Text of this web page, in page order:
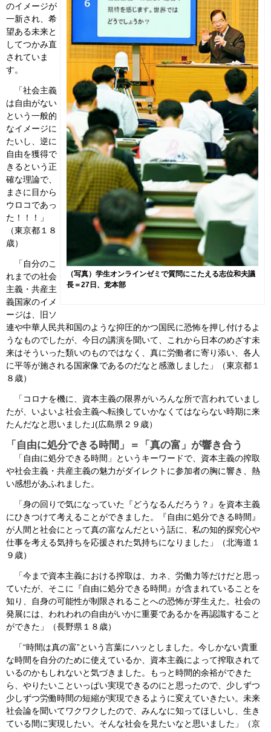
（写真）学生オンラインゼミで質問にこたえる志位和夫議
長＝27日、党本部
のイメージが
一新され、希
望ある未来と
してつかみ直
されていま
す。
「社会主義
は自由がない
という一般的
なイメージに
たいし、逆に
自由を獲得で
きるという正
確な理論で、
まさに目から
ウロコであっ
た！！！」
（東京都１８
歳）
「自分のこ
れまでの社会
主義・共産主
義国家のイメ
ージは、旧ソ
連や中華人民共和国のような抑圧的かつ国民に恐怖を押し付けるよ
うなものでしたが、今日の講演を聞いて、これから日本のめざす未
来はそういった類いのものではなく、真に労働者に寄り添い、各人
に平等が施される国家像であるのだなと感激しました」（東京都１
８歳）
「コロナを機に、資本主義の限界がいろんな所で言われていまし
たが、いよいよ社会主義へ転換していかなくてはならない時期に来
たんだなと思いました｣(広島県２９歳）
「自由に処分できる時間」＝「真の富」が響き合う
「自由に処分できる時間」というキーワードで、資本主義の搾取
や社会主義・共産主義の魅力がダイレクトに参加者の胸に響き、熱
い感想があふれました。
「身の回りで気になっていた『どうなるんだろう？』を資本主義
にひきつけて考えることができました。『自由に処分できる時間』
が人間と社会にとって真の富なんだという話に、私の知的探究心や
仕事を考える気持ちを応援された気持ちになりました」（北海道１
９歳）
「今まで資本主義における搾取は、カネ、労働力等だけだと思っ
ていたが、そこに『自由に処分できる時間』が含まれていることを
知り、自身の可能性が制限されることへの恐怖が芽生えた。社会の
発展には、われわれの自由がいかに重要であるかを再認識すること
ができた」（長野県１８歳）
「“時間は真の富”という言葉にハッとしました。今しかない貴重
な時間を自分のために使えているか、資本主義によって搾取されて
いるのかもしれないと気づきました。もっと時間的余裕ができた
ら、やりたいこといっぱい実現できるのにと思ったので、少しずつ
少しずつ労働時間の短縮が実現できるように変えていきたい。未来
社会論を聞いてワクワクしたので、みんなに知ってほしいし、生き
ている間に実現したい。そんな社会を見たいなと思いました」（京